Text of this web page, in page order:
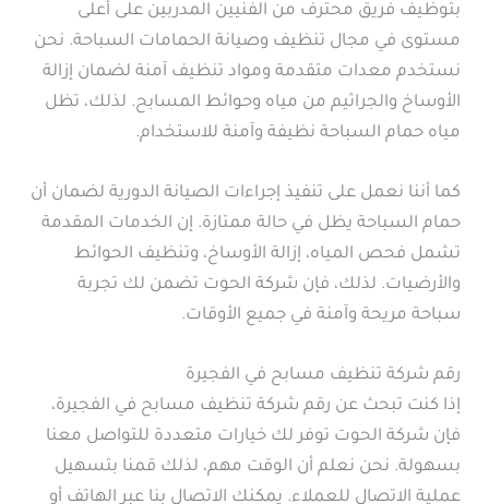
بتوظيف فريق محترف من الفنيين المدربين على أعلى
مستوى في مجال تنظيف وصيانة الحمامات السباحة. نحن
نستخدم معدات متقدمة ومواد تنظيف آمنة لضمان إزالة
الأوساخ والجراثيم من مياه وحوائط المسابح. لذلك، تظل
مياه حمام السباحة نظيفة وآمنة للاستخدام.
كما أننا نعمل على تنفيذ إجراءات الصيانة الدورية لضمان أن
حمام السباحة يظل في حالة ممتازة. إن الخدمات المقدمة
تشمل فحص المياه، إزالة الأوساخ، وتنظيف الحوائط
والأرضيات. لذلك، فإن شركة الحوت تضمن لك تجربة
سباحة مريحة وآمنة في جميع الأوقات.
رقم شركة تنظيف مسابح في الفجيرة
إذا كنت تبحث عن رقم شركة تنظيف مسابح في الفجيرة،
فإن شركة الحوت توفر لك خيارات متعددة للتواصل معنا
بسهولة. نحن نعلم أن الوقت مهم، لذلك قمنا بتسهيل
عملية الاتصال للعملاء. يمكنك الاتصال بنا عبر الهاتف أو